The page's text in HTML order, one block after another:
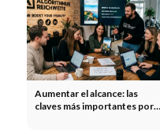
Aumentar el alcance: las
claves más importantes por